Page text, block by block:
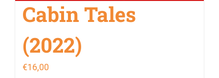
Cabin Tales
(2022)
€16,00